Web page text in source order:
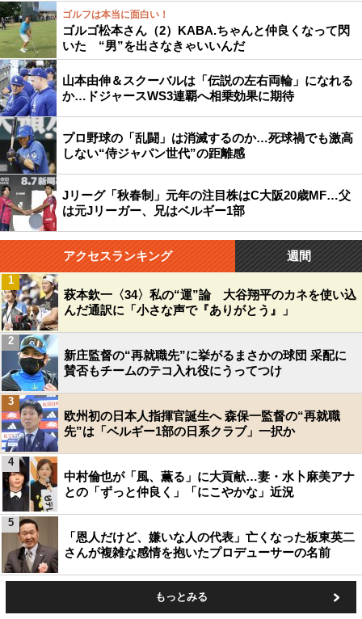
ゴルフは本当に面白い！
ゴルゴ松本さん（2）KABA.ちゃんと仲良くなって閃
いた “男”を出さなきゃいいんだ
山本由伸＆スクーバルは「伝説の左右両輪」になれる
か…ドジャースWS3連覇へ相乗効果に期待
プロ野球の「乱闘」は消滅するのか…死球禍でも激高
しない“侍ジャパン世代”の距離感
Jリーグ「秋春制」元年の注目株はC大阪20歳MF…父
は元Jリーガー、兄はベルギー1部
アクセスランキング 週間
萩本欽一〈34〉私の“運”論 大谷翔平のカネを使い込
んだ通訳に「小さな声で『ありがとう』」
1
新庄監督の“再就職先”に挙がるまさかの球団 采配に
賛否もチームのテコ入れ役にうってつけ
2
欧州初の日本人指揮官誕生へ 森保一監督の“再就職
先”は「ベルギー1部の日系クラブ」一択か
3
中村倫也が「風、薫る」に大貢献…妻・水卜麻美アナ
との「ずっと仲良く」「にこやかな」近況
4
「恩人だけど、嫌いな人の代表」亡くなった板東英二
さんが複雑な感情を抱いたプロデューサーの名前
5
もっとみる